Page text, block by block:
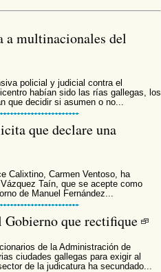
a multinacionales del
policial y judicial contra el
habían sido las rías gallegas, los
que decidir si asumen o no...
que declare una
Calixtino, Carmen Ventoso, ha
Taín, que se acepte como
de Manuel Fernández...
Gobierno que rectifique
de la Administración de
ciudades gallegas para exigir al
de la judicatura ha secundado...